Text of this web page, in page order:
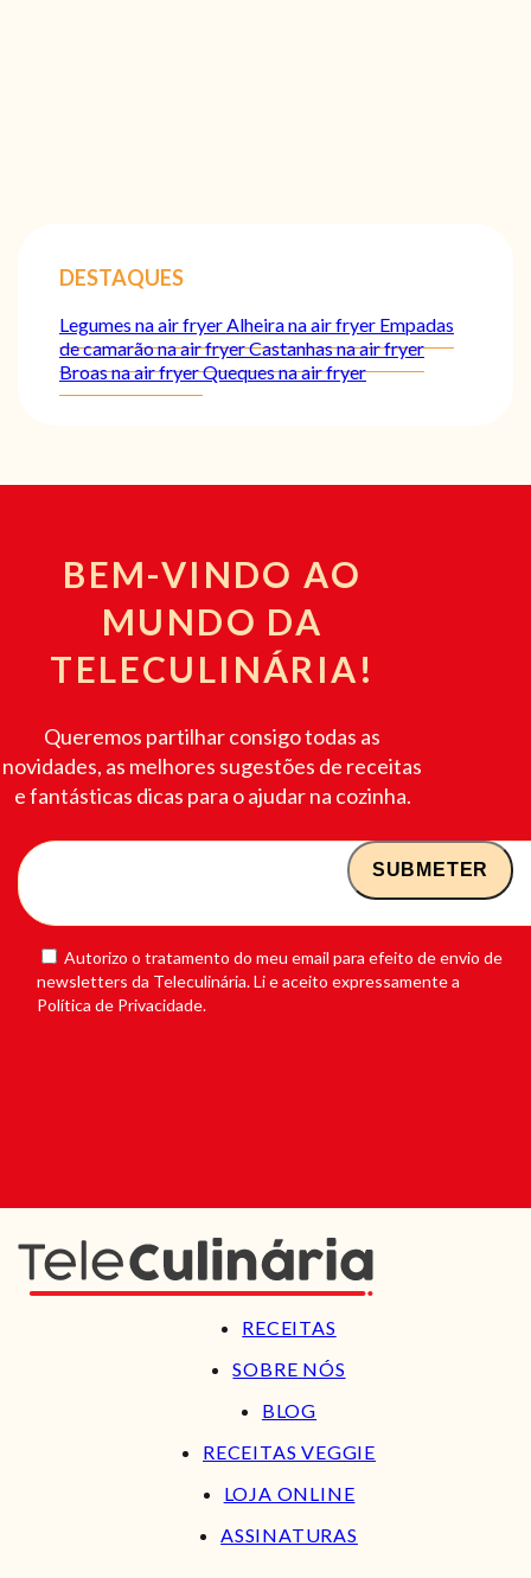
DESTAQUES
Legumes na air fryer Alheira na air fryer Empadas
de camarão na air fryerCastanhas na air fryer
Broas na air fryerQueques na air fryer
BEM-VINDO AO
MUNDO DA
TELECULINÁRIA!
Queremos partilhar consigo todas as
novidades, as melhores sugestões de receitas
e fantásticas dicas para o ajudar na cozinha.
Autorizo o tratamento do meu email para efeito de envio de
newsletters da Teleculinária. Li e aceito expressamente a
Política de Privacidade.
RECEITAS
SOBRE NÓS
BLOG
RECEITAS VEGGIE
LOJA ONLINE
ASSINATURAS